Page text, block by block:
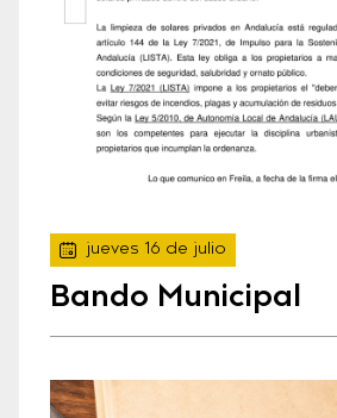
jueves 16 de julio
Bando Municipal